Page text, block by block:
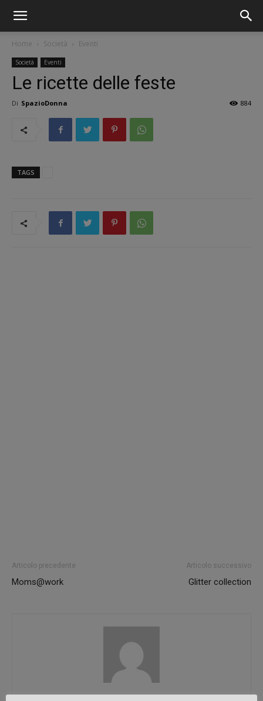
Home Società Eventi
Società Eventi
Le ricette delle feste
Di SpazioDonna 884
TAGS
Articolo precedente
Moms@work
Articolo successivo
Glitter collection